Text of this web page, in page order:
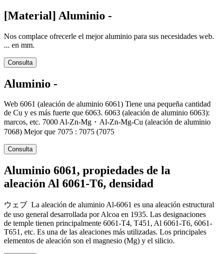
[Material] Aluminio -
Nos complace ofrecerle el mejor aluminio para sus necesidades web.
... en mm.
Consulta
Aluminio -
Web 6061 (aleación de aluminio 6061) Tiene una pequeña cantidad
de Cu y es más fuerte que 6063. 6063 (aleación de aluminio 6063):
marcos, etc. 7000 Al-Zn-Mg・Al-Zn-Mg-Cu (aleación de aluminio
7068) Mejor que 7075 : 7075 (7075
Consulta
Aluminio 6061, propiedades de la
aleación Al 6061-T6, densidad
ウェブ La aleación de aluminio Al-6061 es una aleación estructural
de uso general desarrollada por Alcoa en 1935. Las designaciones
de temple tienen principalmente 6061-T4, T451, Al 6061-T6, 6061-
T651, etc. Es una de las aleaciones más utilizadas. Los principales
elementos de aleación son el magnesio (Mg) y el silicio.